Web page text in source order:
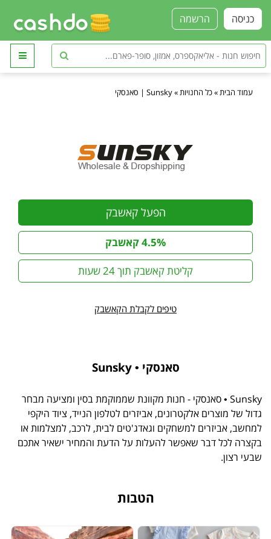
הרשמה כניסה
עמוד הבית »כל החנויות »Sunsky | סאנסקי
הפעל קאשבק
4.5% קאשבק
קליטת קאשבק תוך 24 שעות
טיפים לקבלת הקאשבק
סאנסקי • Sunsky
Sunsky • סאנסקי - חנות מקוונת שממוקמת בסין ומציעה מבחר
גדול של מוצרים אלקטרונים, אביזרים לטלפון הנייד, ציוד היקפי
למחשב, אביזרים למשחקים וגאדג'טים לבית, לרכב, למצלמות או
בקצרה לכל דבר שאפשר להעלות על הדעת והמחיר ישאיר אתכם
שבעי רצון.
הטבות